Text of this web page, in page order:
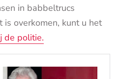
in babbeltrucs
overkomen, kunt u het
de politie.